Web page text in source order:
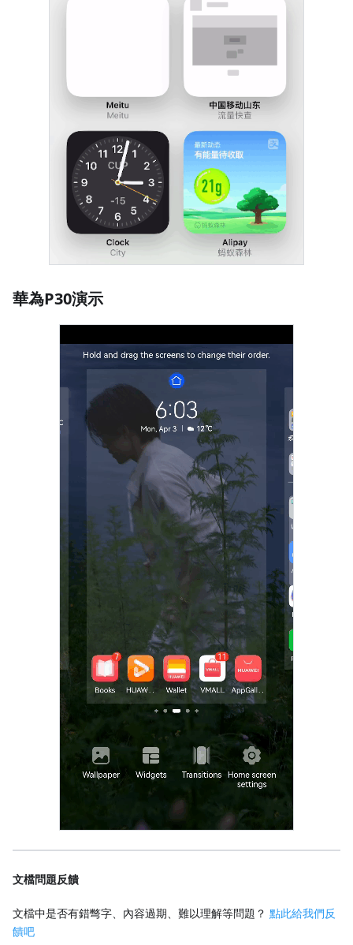
華為P30演示
文檔問題反饋
文檔中是否有錯彆字、內容過期、難以理解等問題？ 點此給我們反
饋吧